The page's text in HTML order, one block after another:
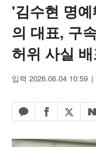
'김수현 명
의 대표, 구
허위 사실
입력 2026.06.04 10:59
카카오톡 공유하기
페이스북 공
엑스 공